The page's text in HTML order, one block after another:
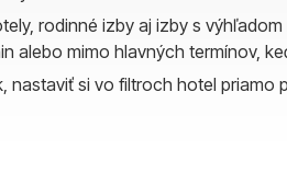
rodinné izby aj izby s
alebo mimo hlavných termínov,
si vo filtroch hotel